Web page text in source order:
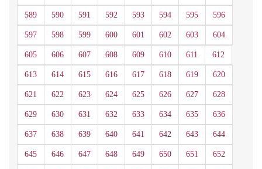
589 590 591 592 593 594 595 596
597 598 599 600 601 602 603 604
605 606 607 608 609 610 611 612
613 614 615 616 617 618 619 620
621 622 623 624 625 626 627 628
629 630 631 632 633 634 635 636
637 638 639 640 641 642 643 644
645 646 647 648 649 650 651 652